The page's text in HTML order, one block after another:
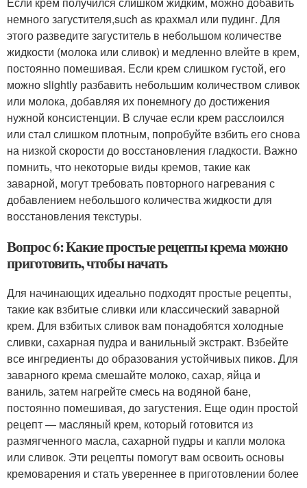
немного загустителя,such as крахмал или пудинг. Для
этого разведите загуститель в небольшом количестве
жидкости (молока или сливок) и медленно влейте в крем,
постоянно помешивая. Если крем слишком густой, его
можно slightly разбавить небольшим количеством сливок
или молока, добавляя их понемногу до достижения
нужной консистенции. В случае если крем расслоился
или стал слишком плотным, попробуйте взбить его снова
на низкой скорости до восстановления гладкости. Важно
помнить, что некоторые виды кремов, такие как
заварной, могут требовать повторного нагревания с
добавлением небольшого количества жидкости для
восстановления текстуры.
Вопрос 6: Какие простые рецепты крема можно
приготовить, чтобы начать
Для начинающих идеально подходят простые рецепты,
такие как взбитые сливки или классический заварной
крем. Для взбитых сливок вам понадобятся холодные
сливки, сахарная пудра и ванильный экстракт. Взбейте
все ингредиенты до образования устойчивых пиков. Для
заварного крема смешайте молоко, сахар, яйца и
ваниль, затем нагрейте смесь на водяной бане,
постоянно помешивая, до загустения. Еще один простой
рецепт — масляный крем, который готовится из
размягченного масла, сахарной пудры и капли молока
или сливок. Эти рецепты помогут вам освоить основы
кремоварения и стать увереннее в приготовлении более